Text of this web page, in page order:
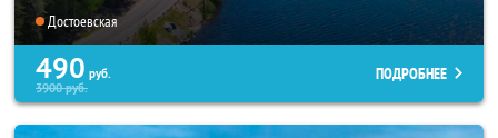
Достоевская
490 руб.
3900руб.
ПОДРОБНЕЕ